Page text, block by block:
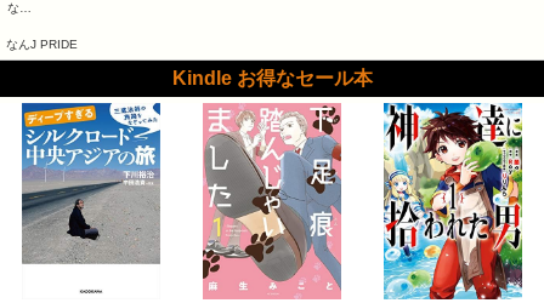
な…
なんJ PRIDE
Kindle お得なセール本